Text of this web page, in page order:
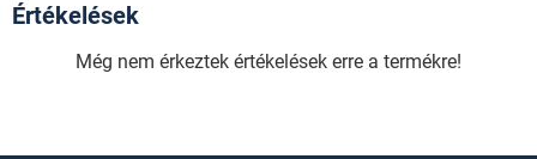
Értékelések
Még nem érkeztek értékelések erre a termékre!